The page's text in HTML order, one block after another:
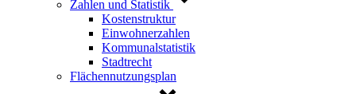
Zahlen und Statistik
Kostenstruktur
Einwohnerzahlen
Kommunalstatistik
Stadtrecht
Flächennutzungsplan